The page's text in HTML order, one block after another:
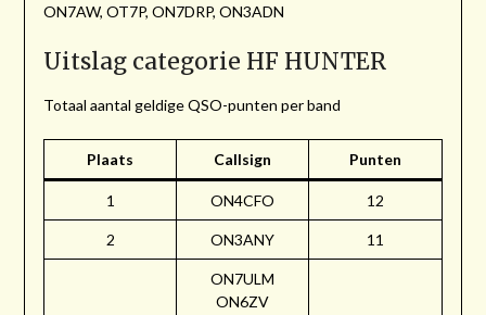
ON7AW, OT7P, ON7DRP, ON3ADN
Uitslag categorie HF HUNTER
Totaal aantal geldige QSO-punten per band
Plaats Callsign Punten
1 ON4CFO 12
2 ON3ANY 11
ON7ULM
ON6ZV